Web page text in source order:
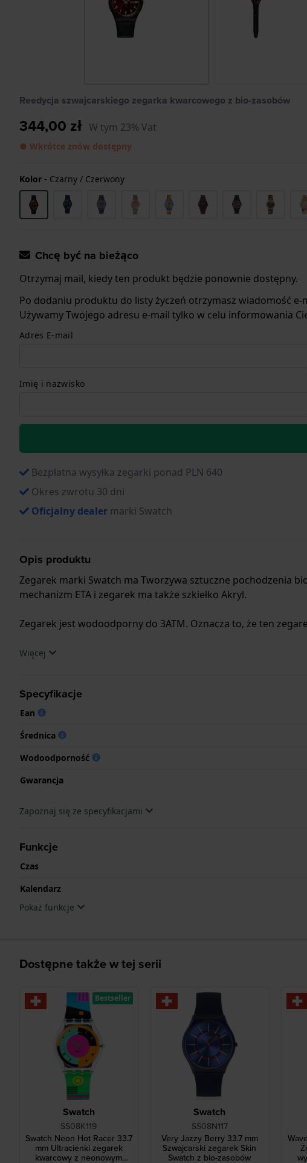
Reedycja szwajcarskiego zegarka kwarcowego z bio-zasobów
344,00 zł W tym 23% Vat
● Wkrótce znów dostępny
Kolor - Czarny / Czerwony
Chcę być na bieżąco
Otrzymaj mail, kiedy ten produkt będzie ponownie dostępny.
Po dodaniu produktu do listy życzeń otrzymasz wiadomość
Używamy Twojego adresu e-mail tylko w celu informowania
Adres E-mail
Imię i nazwisko
Bezpłatna wysyłka zegarki ponad PLN 640
Okres zwrotu 30 dni
Oficjalny dealer marki Swatch
Opis produktu
Zegarek marki Swatch ma Tworzywa sztuczne pochodzenia
mechanizm ETA i zegarek ma także szkiełko Akryl.
Zegarek jest wodoodporny do 3ATM. Oznacza to, że ten
.Więcej
Specyfikacje
Ean
Średnica
Wodoodporność
Gwarancja
Zapoznaj się ze specyfikacjami
Funkcje
Czas
Kalendarz
Pokaż funkcje
Dostępne także w tej serii
Swatch
SS08K119
Swatch Neon Hot Racer 33.7
mm Ultracienki zegarek
kwarcowy z neonowym
Bestseller
Swatch
SS08N117
Very Jazzy Berry 33.7 mm
Szwajcarski zegarek Skin
Swatch z bio-zasobów